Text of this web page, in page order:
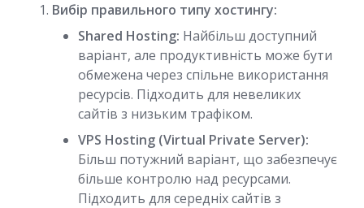
Вибір правильного типу хостингу:
Shared Hosting: Найбільш доступний
варіант, але продуктивність може бути
обмежена через спільне використання
ресурсів. Підходить для невеликих
сайтів з низьким трафіком.
VPS Hosting (Virtual Private Server):
Більш потужний варіант, що забезпечує
більше контролю над ресурсами.
Підходить для середніх сайтів з